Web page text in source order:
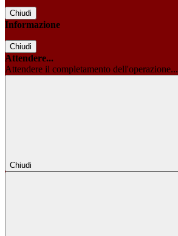
Chiudi
Informazione
Chiudi
Attendere...
Attendere il completamento dell'operazione...
Chiudi